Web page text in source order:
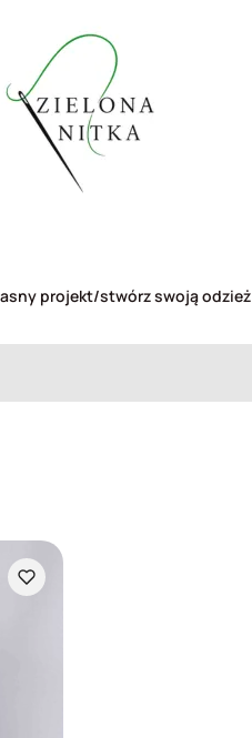
projekt/stwórz swoją odzież